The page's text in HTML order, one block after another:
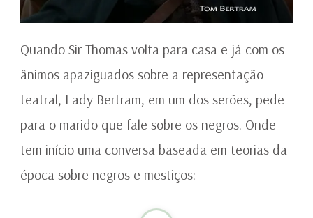
Quando Sir Thomas volta para casa e já com os
ânimos apaziguados sobre a representação
teatral, Lady Bertram, em um dos serões, pede
para o marido que fale sobre os negros. Onde
tem início uma conversa baseada em teorias da
época sobre negros e mestiços: